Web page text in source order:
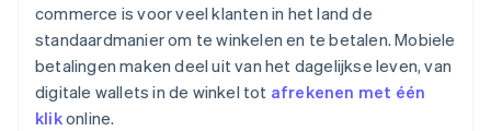
commerce is voor veel klanten in het land de
standaardmanier om te winkelen en te betalen. Mobiele
betalingen maken deel uit van het dagelijkse leven, van
digitale wallets in de winkel tot afrekenen met één
klikonline.